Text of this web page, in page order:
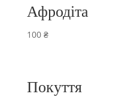
Афродіта
100 ₴
Покуття